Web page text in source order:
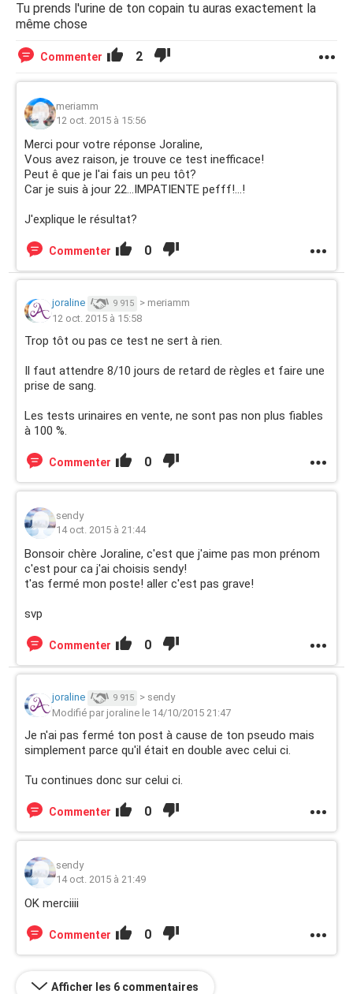
Tu prends l'urine de ton copain tu auras exactement la
même chose
Commenter 2
meriamm
12 oct. 2015 à 15:56
Merci pour votre réponse Joraline,
Vous avez raison, je trouve ce test inefficace!
Peut ê que je l'ai fais un peu tôt?
Car je suis à jour 22...IMPATIENTE pefff!...!
J'explique le résultat?
Commenter 0
joraline 9 915 > meriamm
12 oct. 2015 à 15:58
Trop tôt ou pas ce test ne sert à rien.
Il faut attendre 8/10 jours de retard de règles et faire une
prise de sang.
Les tests urinaires en vente, ne sont pas non plus fiables
à 100 %.
Commenter 0
sendy
14 oct. 2015 à 21:44
Bonsoir chère Joraline, c'est que j'aime pas mon prénom
c'est pour ca j'ai choisis sendy!
t'as fermé mon poste! aller c'est pas grave!
svp
Commenter 0
joraline 9 915 > sendy
Modifié par joraline le 14/10/2015 21:47
Je n'ai pas fermé ton post à cause de ton pseudo mais
simplement parce qu'il était en double avec celui ci.
Tu continues donc sur celui ci.
Commenter 0
sendy
14 oct. 2015 à 21:49
OK merciiii
Commenter 0
Afficher les 6 commentaires